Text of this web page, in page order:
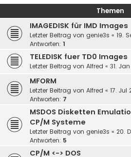
Themen
IMAGEDISK für IMD Images
Letzter Beitrag von genie3s « 19.
Antworten: 1
TELEDISK fuer TD0 Images
Letzter Beitrag von Alfred « 31.
MFORM
Letzter Beitrag von Alfred « 17. Jul
Antworten: 7
MSDOS Disketten
CP/M Systeme
Letzter Beitrag von genie3s « 20.
Antworten: 5
CP/M <-> DOS